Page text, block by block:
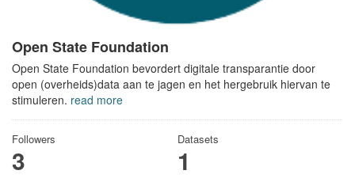
Open State Foundation
Open State Foundation bevordert digitale transparantie door
open (overheids)data aan te jagen en het hergebruik hiervan te
stimuleren. read more
Followers
3
Datasets
1